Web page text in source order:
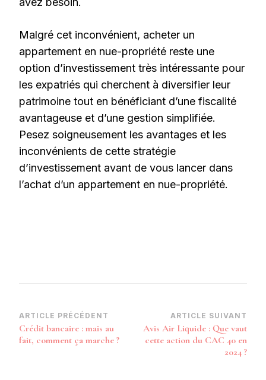
Malgré cet inconvénient, acheter un
appartement en nue-propriété reste une
option d’investissement très intéressante pour
les expatriés qui cherchent à diversifier leur
patrimoine tout en bénéficiant d’une fiscalité
avantageuse et d’une gestion simplifiée.
Pesez soigneusement les avantages et les
inconvénients de cette stratégie
d’investissement avant de vous lancer dans
l’achat d’un appartement en nue-propriété.
Navigation
d’article
ARTICLE PRÉCÉDENT
Crédit bancaire : mais au
fait, comment ça marche ?
ARTICLE SUIVANT
Avis Air Liquide : Que vaut
cette action du CAC 40 en
2024 ?